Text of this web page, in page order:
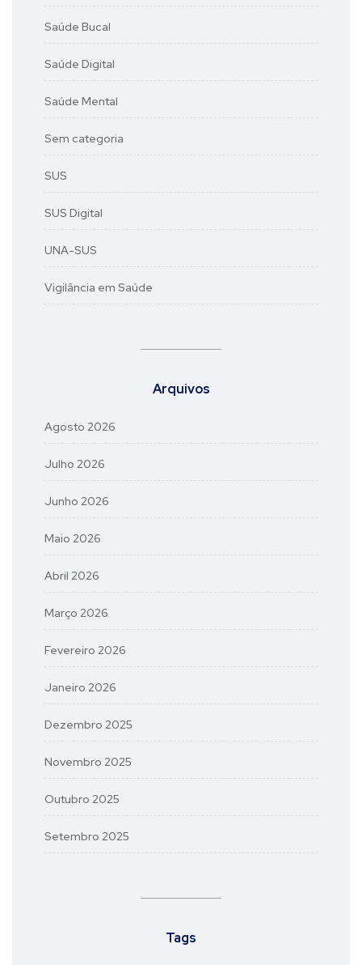
Saúde Bucal
Saúde Digital
Saúde Mental
Sem categoria
SUS
SUS Digital
UNA-SUS
Vigilância em Saúde
Arquivos
Agosto 2026
Julho 2026
Junho 2026
Maio 2026
Abril 2026
Março 2026
Fevereiro 2026
Janeiro 2026
Dezembro 2025
Novembro 2025
Outubro 2025
Setembro 2025
Tags